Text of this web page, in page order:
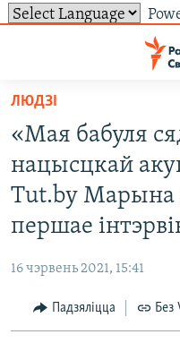
ўнівэрсальнага
доступу
Перайсьці
галоўнага
зьместу
Перайсьці
да
галоўнай
навігацыі
Перайсьці
да
ВІДЭА І ФОТА
ЭКАНОМІКА
ВАЙНА
ТОЛЬКІ НА СВАБОДЗЕ
ТЭСТЫ
ПАДКАСТЫ
КНІГІ
СУВЯЗЬ
АБЫСЬЦІ БЛЯКАВАНЬНЕ
ПАДПІСАЦЦА
ПАДКАСТЫ
FACEBOOK
САЧЫЦЕ ЗА АБНАЎЛЕНЬНЯМІ
ЛЮДЗІ
«Мая бабуля
нацысцкай
Tut.by Марына
першае
16 чэрвень 2021, 15:41
Падзяліцца Без